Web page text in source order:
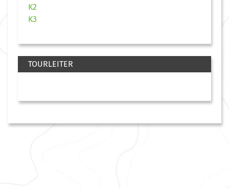
K2
K3
TOURLEITER